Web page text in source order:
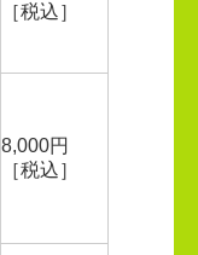
［税込］
8,000円
［税込］